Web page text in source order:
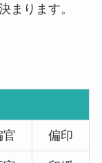
まります。
官 偏印